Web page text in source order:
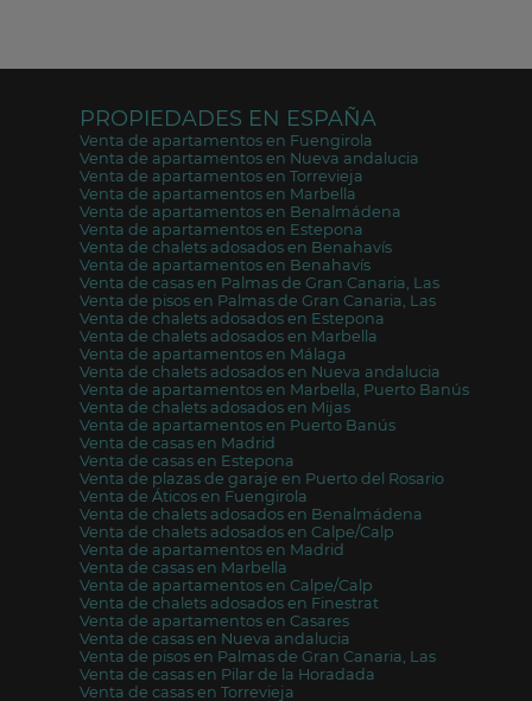
PROPIEDADES EN ESPAÑA
Venta de apartamentos en Fuengirola
Venta de apartamentos en Nueva andalucia
Venta de apartamentos en Torrevieja
Venta de apartamentos en Marbella
Venta de apartamentos en Benalmádena
Venta de apartamentos en Estepona
Venta de chalets adosados en Benahavís
Venta de apartamentos en Benahavís
Venta de casas en Palmas de Gran Canaria, Las
Venta de pisos en Palmas de Gran Canaria, Las
Venta de chalets adosados en Estepona
Venta de chalets adosados en Marbella
Venta de apartamentos en Málaga
Venta de chalets adosados en Nueva andalucia
Venta de apartamentos en Marbella, Puerto Banús
Venta de chalets adosados en Mijas
Venta de apartamentos en Puerto Banús
Venta de casas en Madrid
Venta de casas en Estepona
Venta de plazas de garaje en Puerto del Rosario
Venta de Áticos en Fuengirola
Venta de chalets adosados en Benalmádena
Venta de chalets adosados en Calpe/Calp
Venta de apartamentos en Madrid
Venta de casas en Marbella
Venta de apartamentos en Calpe/Calp
Venta de chalets adosados en Finestrat
Venta de apartamentos en Casares
Venta de casas en Nueva andalucia
Venta de pisos en Palmas de Gran Canaria, Las
Venta de casas en Pilar de la Horadada
Venta de casas en Torrevieja